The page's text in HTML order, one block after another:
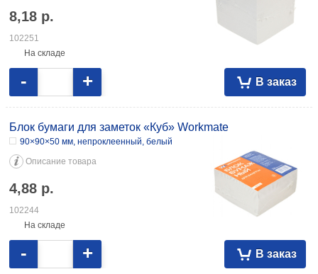
8,18 р.
102251
На складе
В заказ
- +
Блок бумаги для заметок «Куб» Workmate
90×90×50 мм, непроклеенный, белый
Описание товара
4,88 р.
102244
На складе
В заказ
- +